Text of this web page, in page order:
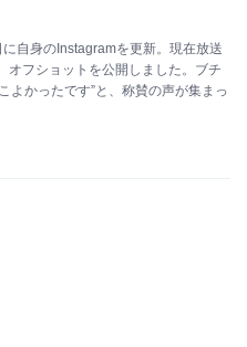
自身のInstagramを更新。現在放送
オフショットを公開しました。ブチ
よかったです”と、称賛の声が集まっ